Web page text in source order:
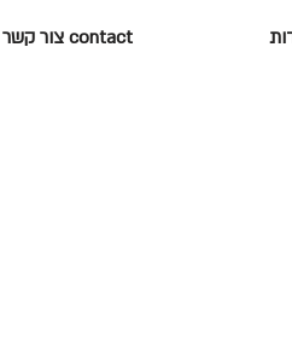
contact צור קשר